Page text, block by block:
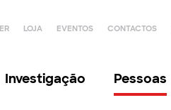
LOJA EVENTOS CONTACTOS
Investigação Pessoas